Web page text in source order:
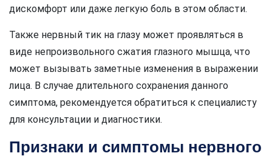
дискомфорт или даже легкую боль в этом области.
Также нервный тик на глазу может проявляться в
виде непроизвольного сжатия глазного мышца, что
может вызывать заметные изменения в выражении
лица. В случае длительного сохранения данного
симптома, рекомендуется обратиться к специалисту
для консультации и диагностики.
Признаки и симптомы нервного